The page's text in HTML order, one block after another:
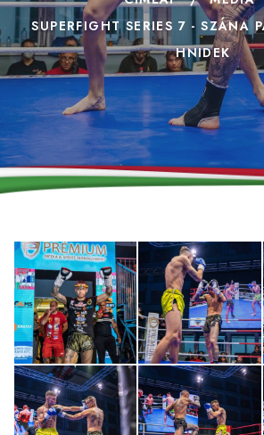
SUPERFIGHT SERIES 7 - SZÁNA
HNIDEK